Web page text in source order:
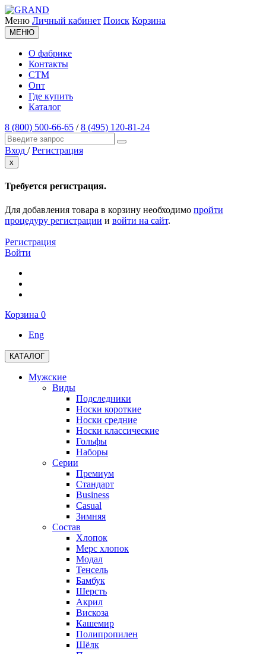
Меню Личный кабинет Поиск Корзина
МЕНЮ
О фабрике
Контакты
СТМ
Опт
Где купить
Каталог
8 (800) 500-66-65 /8 (495) 120-81-24
Вход / Регистрация
x
Требуется регистрация.
Для добавления товара в корзину необходимо пройти
процедуру регистрации и войти на сайт.
Регистрация
Войти
Корзина 0
Eng
КАТАЛОГ
Мужские
Виды
Подследники
Носки короткие
Носки средние
Носки классические
Гольфы
Наборы
Серии
Премиум
Стандарт
Business
Casual
Зимняя
Состав
Хлопок
Мерс хлопок
Модал
Тенсель
Бамбук
Шерсть
Акрил
Вискоза
Кашемир
Полипропилен
Шёлк